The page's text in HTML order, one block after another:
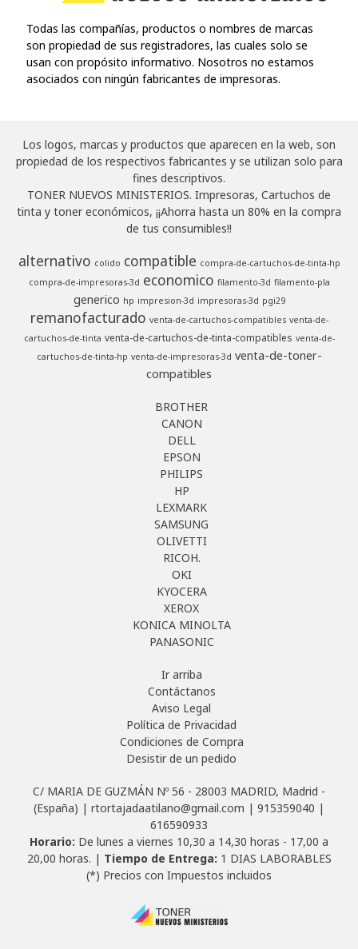
Todas las compañías, productos o nombres de marcas
son propiedad de sus registradores, las cuales solo se
usan con propósito informativo. Nosotros no estamos
asociados con ningún fabricantes de impresoras.
Los logos, marcas y productos que aparecen en la web, son
propiedad de los respectivos fabricantes y se utilizan solo para
fines descriptivos.
TONER NUEVOS MINISTERIOS. Impresoras, Cartuchos de
tinta y toner económicos, ¡¡Ahorra hasta un 80% en la compra
de tus consumibles!!
alternativo colido compatible compra-de-cartuchos-de-tinta-hp
compra-de-impresoras-3d economico filamento-3d filamento-pla
generico hp impresion-3d impresoras-3d pgi29
remanofacturado venta-de-cartuchos-compatibles venta-de-
cartuchos-de-tinta venta-de-cartuchos-de-tinta-compatibles venta-de-
cartuchos-de-tinta-hp venta-de-impresoras-3d venta-de-toner-
compatibles
BROTHER
CANON
DELL
EPSON
PHILIPS
HP
LEXMARK
SAMSUNG
OLIVETTI
RICOH.
OKI
KYOCERA
XEROX
KONICA MINOLTA
PANASONIC
Ir arriba
Contáctanos
Aviso Legal
Política de Privacidad
Condiciones de Compra
Desistir de un pedido
C/ MARIA DE GUZMÁN Nº 56 - 28003 MADRID, Madrid -
(España) | rtortajadaatilano@gmail.com | 915359040 |
616590933
Horario: De lunes a viernes 10,30 a 14,30 horas - 17,00 a
20,00 horas. | Tiempo de Entrega: 1 DIAS LABORABLES
(*) Precios con Impuestos incluidos